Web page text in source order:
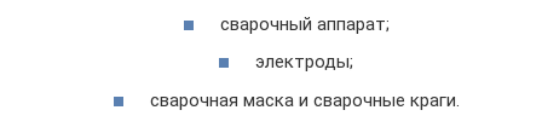
сварочный аппарат;
электроды;
сварочная маска и сварочные краги.